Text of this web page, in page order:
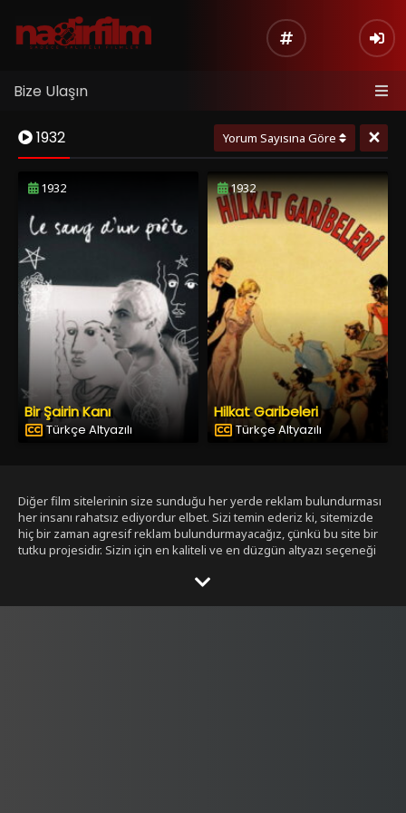
Bize Ulaşın
1932 Yorum Sayısına Göre ×
1932
Bir Şairin Kanı
Türkçe Altyazılı
1932
Hilkat Garibeleri
Türkçe Altyazılı
Diğer film sitelerinin size sunduğu her yerde reklam bulundurması
her insanı rahatsız ediyordur elbet. Sizi temin ederiz ki, sitemizde
hiç bir zaman agresif reklam bulundurmayacağız, çünkü bu site bir
tutku projesidir. Sizin için en kaliteli ve en düzgün altyazı seçeneği